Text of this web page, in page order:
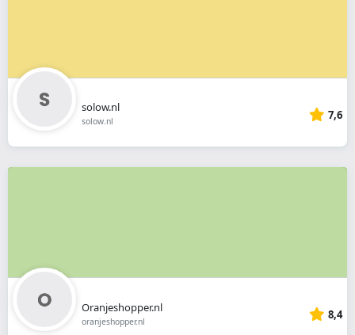
solow.nl
solow.nl 7,6
Oranjeshopper.nl
oranjeshopper.nl 8,4